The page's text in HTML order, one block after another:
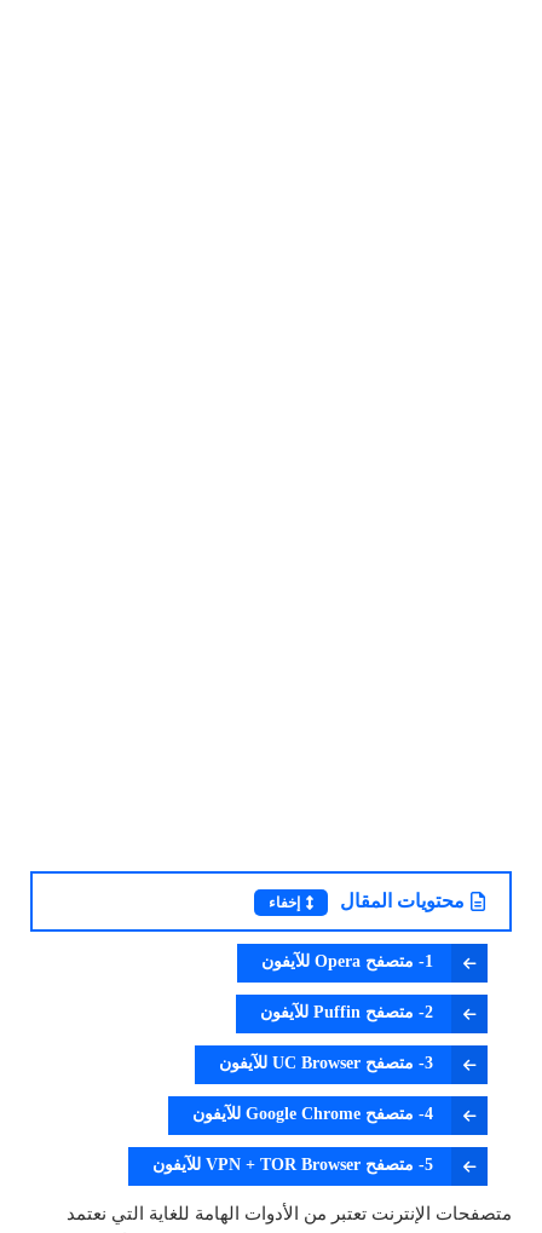
محتويات المقال إخفاء
1- متصفح Opera للآيفون
2- متصفح Puffin للآيفون
3- متصفح UC Browser للآيفون
4- متصفح Google Chrome للآيفون
5- متصفح VPN + TOR Browser للآيفون
متصفحات الإنترنت تعتبر من الأدوات الهامة للغاية التي نعتمد